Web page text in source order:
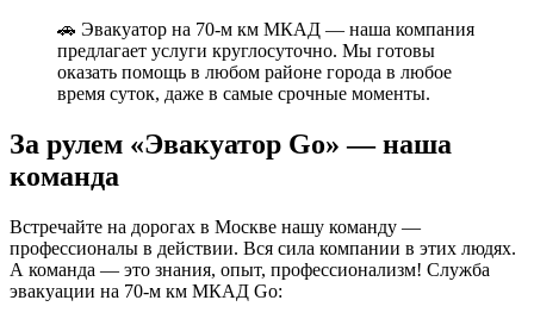
🚗 Эвакуатор на 70-м км МКАД — наша компания
предлагает услуги круглосуточно. Мы готовы
оказать помощь в любом районе города в любое
время суток, даже в самые срочные моменты.
За рулем «Эвакуатор Go» — наша
команда
Встречайте на дорогах в Москве нашу команду —
профессионалы в действии. Вся сила компании в этих людях.
А команда — это знания, опыт, профессионализм! Служба
эвакуации на 70-м км МКАД Go: